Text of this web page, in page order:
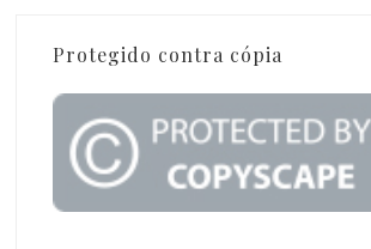
Protegido contra cópia